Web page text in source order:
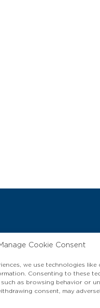
Cookie Consent
we use technologies
Consenting to these
as browsing behavior or
consent, may